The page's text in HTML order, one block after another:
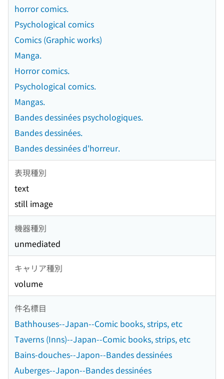
horror comics.
Psychological comics
Comics (Graphic works)
Manga.
Horror comics.
Psychological comics.
Mangas.
Bandes dessinées psychologiques.
Bandes dessinées.
Bandes dessinées d'horreur.
表現種別
text
still image
機器種別
unmediated
キャリア種別
volume
件名標目
Bathhouses--Japan--Comic books, strips, etc
Taverns (Inns)--Japan--Comic books, strips, etc
Bains-douches--Japon--Bandes dessinées
Auberges--Japon--Bandes dessinées